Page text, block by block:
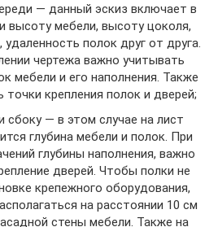
— данный эскиз включает в
высоту мебели, высоту цоколя,
удаленность полок друг от друга.
чертежа важно учитывать
мебели и его наполнения. Также
точки крепления полок и дверей;
сбоку — в этом случае на лист
глубина мебели и полок. При
глубины наполнения, важно
дверей. Чтобы полки не
крепежного оборудования,
на расстоянии 10 см
стены мебели. Также на